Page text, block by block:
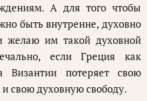
А для того чтобы
быть внутренне, духовно
желаю им такой духовной
если Греция как
Византии потеряет свою
свою духовную свободу.